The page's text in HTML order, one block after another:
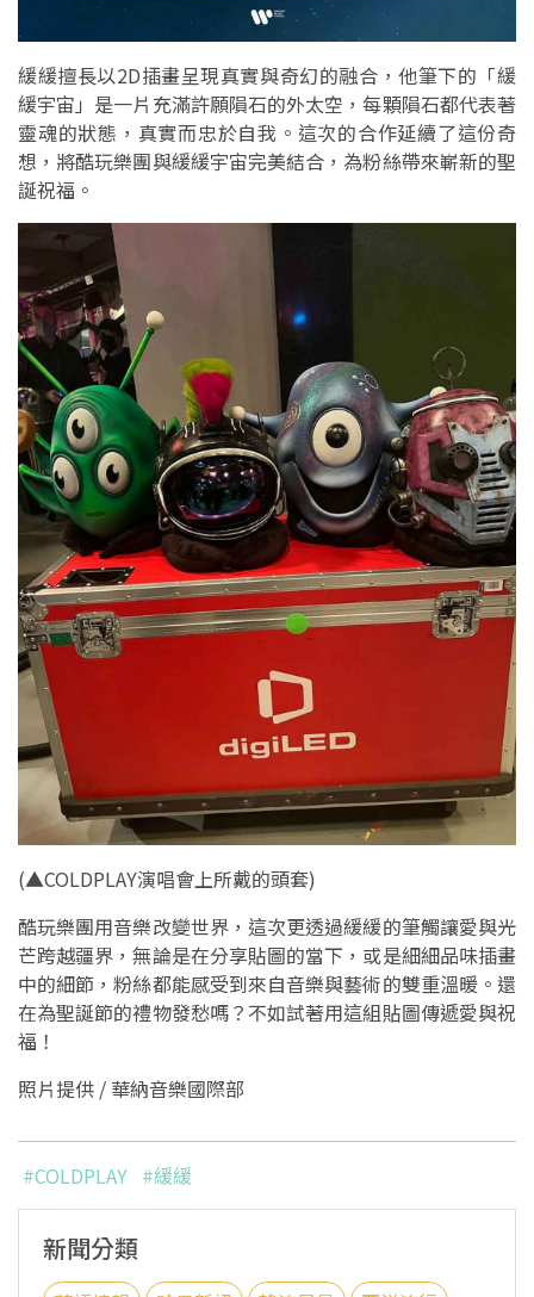
緩緩擅長以2D插畫呈現真實與奇幻的融合，他筆下的「緩
緩宇宙」是一片充滿許願隕石的外太空，每顆隕石都代表著
靈魂的狀態，真實而忠於自我。這次的合作延續了這份奇
想，將酷玩樂團與緩緩宇宙完美結合，為粉絲帶來嶄新的聖
誕祝福。
(▲COLDPLAY演唱會上所戴的頭套)
酷玩樂團用音樂改變世界，這次更透過緩緩的筆觸讓愛與光
芒跨越疆界，無論是在分享貼圖的當下，或是細細品味插畫
中的細節，粉絲都能感受到來自音樂與藝術的雙重溫暖。還
在為聖誕節的禮物發愁嗎？不如試著用這組貼圖傳遞愛與祝
福！
照片提供 / 華納音樂國際部
#COLDPLAY #緩緩
新聞分類